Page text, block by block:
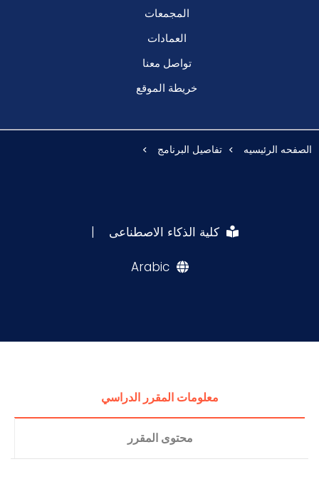
المجمعات
العمادات
تواصل معنا
خريطة الموقع
الصفحه الرئيسيه تفاصيل البرنامج
كلية الذكاء الاصطناعى |
Arabic
معلومات المقرر الدراسي
محتوى المقرر